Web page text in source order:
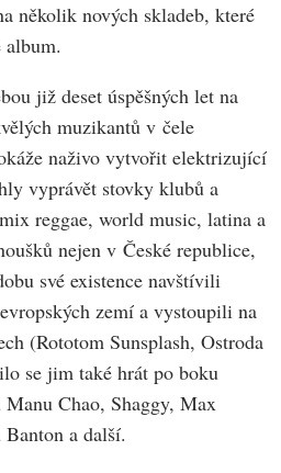
několik nových skladeb, které
album.
již deset úspěšných let na
muzikantů v čele
naživo vytvořit elektrizující
vyprávět stovky klubů a
reggae, world music, latina a
nejen v České republice,
své existence navštívili
zemí a vystoupili na
(Rototom Sunsplash, Ostroda
se jim také hrát po boku
Chao, Shaggy, Max
a další.